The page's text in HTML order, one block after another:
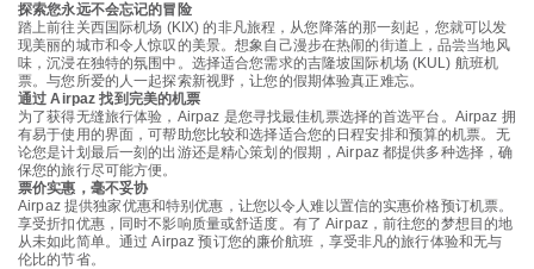
探索您永远不会忘记的冒险
踏上前往关西国际机场 (KIX) 的非凡旅程，从您降落的那一刻起，您就可以发
现美丽的城市和令人惊叹的美景。想象自己漫步在热闹的街道上，品尝当地风
味，沉浸在独特的氛围中。选择适合您需求的吉隆坡国际机场 (KUL) 航班机
票。与您所爱的人一起探索新视野，让您的假期体验真正难忘。
通过 Airpaz 找到完美的机票
为了获得无缝旅行体验，Airpaz 是您寻找最佳机票选择的首选平台。Airpaz 拥
有易于使用的界面，可帮助您比较和选择适合您的日程安排和预算的机票。无
论您是计划最后一刻的出游还是精心策划的假期，Airpaz 都提供多种选择，确
保您的旅行尽可能方便。
票价实惠，毫不妥协
Airpaz 提供独家优惠和特别优惠，让您以令人难以置信的实惠价格预订机票。
享受折扣优惠，同时不影响质量或舒适度。有了 Airpaz，前往您的梦想目的地
从未如此简单。通过 Airpaz 预订您的廉价航班，享受非凡的旅行体验和无与
伦比的节省。